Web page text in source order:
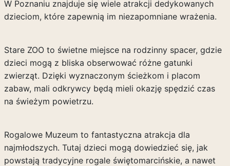
W Poznaniu znajduje się wiele atrakcji dedykowanych
dzieciom, które zapewnią im niezapomniane wrażenia.
Stare ZOO to świetne miejsce na rodzinny spacer, gdzie
dzieci mogą z bliska obserwować różne gatunki
zwierząt. Dzięki wyznaczonym ścieżkom i placom
zabaw, mali odkrywcy będą mieli okazję spędzić czas
na świeżym powietrzu.
Rogalowe Muzeum to fantastyczna atrakcja dla
najmłodszych. Tutaj dzieci mogą dowiedzieć się, jak
powstają tradycyjne rogale świętomarcińskie, a nawet